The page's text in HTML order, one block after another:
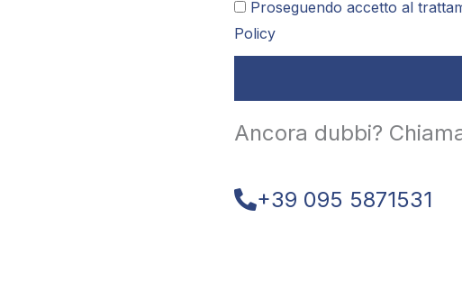
Proseguendo accetto al
Policy
Ancora dubbi?
+39 095 5871531